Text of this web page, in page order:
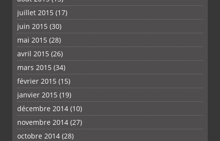
juillet 2015 (17)
juin 2015 (30)
mai 2015 (28)
avril 2015 (26)
mars 2015 (34)
février 2015 (15)
janvier 2015 (19)
décembre 2014 (10)
novembre 2014 (27)
octobre 2014 (28)